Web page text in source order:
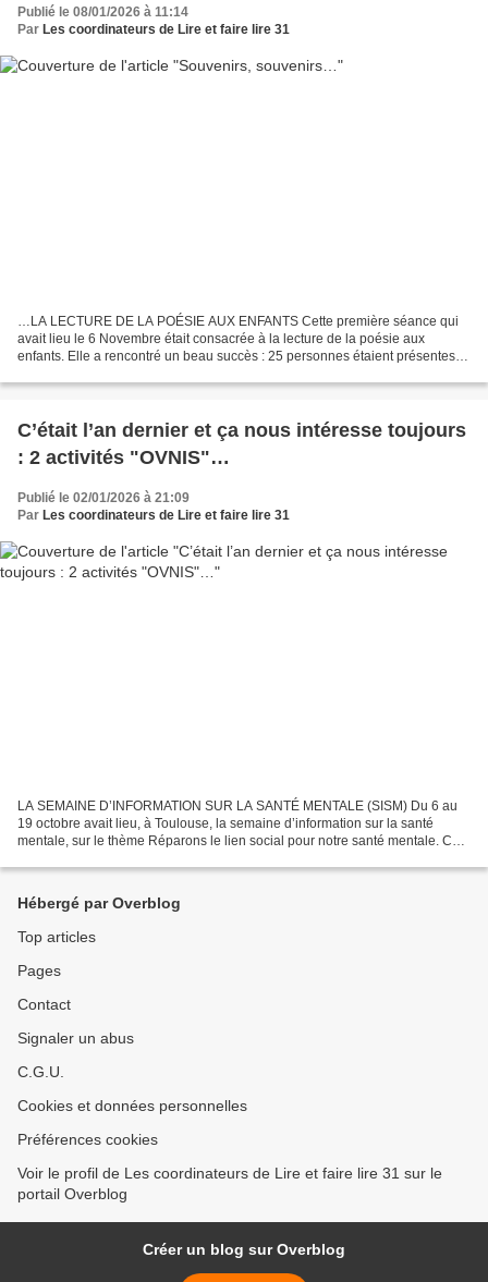
Publié le 08/01/2026 à 11:14
Par Les coordinateurs de Lire et faire lire 31
…LA LECTURE DE LA POÉSIE AUX ENFANTS Cette première séance qui
avait lieu le 6 Novembre était consacrée à la lecture de la poésie aux
enfants. Elle a rencontré un beau succès : 25 personnes étaient présentes,
C’était l’an dernier et ça nous intéresse toujours
: 2 activités "OVNIS"…
Publié le 02/01/2026 à 21:09
Par Les coordinateurs de Lire et faire lire 31
LA SEMAINE D’INFORMATION SUR LA SANTÉ MENTALE (SISM) Du 6 au
19 octobre avait lieu, à Toulouse, la semaine d’information sur la santé
mentale, sur le thème Réparons le lien social pour notre santé mentale. Ces
Hébergé par Overblog
Top articles
Pages
Contact
Signaler un abus
C.G.U.
Cookies et données personnelles
Préférences cookies
Voir le profil de Les coordinateurs de Lire et faire lire 31 sur le
portail Overblog
Créer un blog sur Overblog